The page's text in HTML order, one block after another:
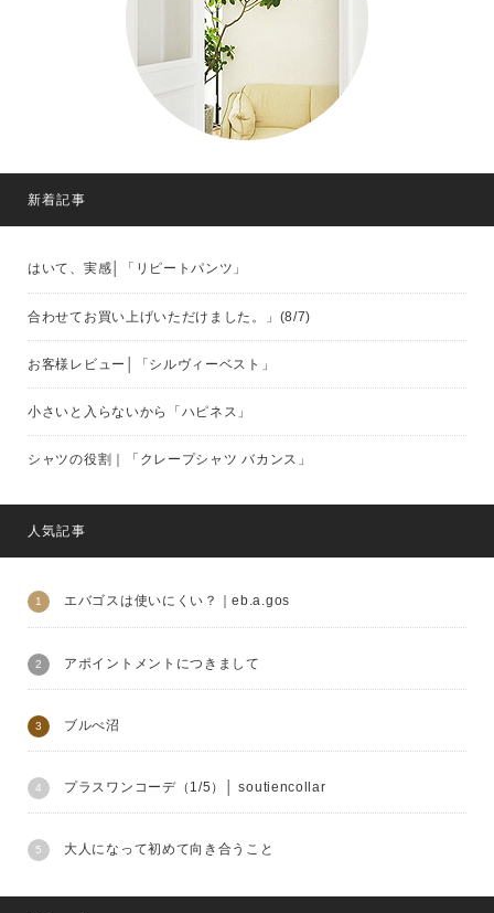
新着記事
はいて、実感│「リピートパンツ」
合わせてお買い上げいただけました。」(8/7)
お客様レビュー│「シルヴィーベスト」
小さいと入らないから「ハピネス」
シャツの役割｜「クレープシャツ バカンス」
人気記事
エバゴスは使いにくい？｜eb.a.gos
アポイントメントにつきまして
ブルべ沼
プラスワンコーデ（1/5）│ soutiencollar
大人になって初めて向き合うこと